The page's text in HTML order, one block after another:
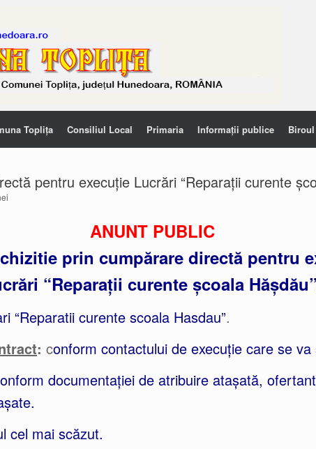
Toplița Consiliul Local Primaria Informații publice
pentru execuție Lucrări “Reparații curente
ANUNT PUBLIC
prin cumpărare directă pentru
“Reparații curente școala
“Reparatii curente scoala Hasdau”.
: conform contactului de execuție care se
onform documentației de atribuire atașată,
cel mai scăzut.